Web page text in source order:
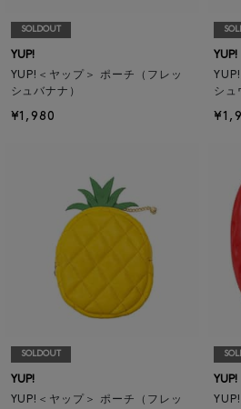
SOLDOUT
YUP!
YUP!＜ヤップ＞ ポーチ（フレッ
シュバナナ）
¥1,980
YUP!
シュ
SOLDOUT
YUP!
YUP!＜ヤップ＞ ポーチ（フレッ
YUP!